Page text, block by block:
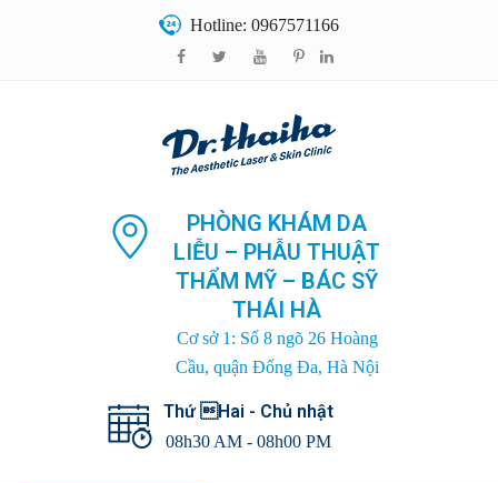
Hotline: 0967571166
PHÒNG KHÁM DA
LIỄU – PHẪU THUẬT
THẨM MỸ – BÁC SỸ
THÁI HÀ
Cơ sở 1: Số 8 ngõ 26 Hoàng
Cầu, quận Đống Đa, Hà Nội
Thứ Hai - Chủ nhật
08h30 AM - 08h00 PM